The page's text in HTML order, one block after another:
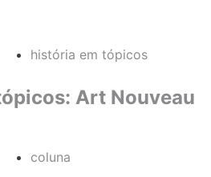
história em tópicos
Art Nouveau
coluna